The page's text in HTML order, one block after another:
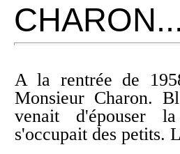
A la rentrée de
Monsieur Charon.
venait d'épouser
s'occupait des petits.